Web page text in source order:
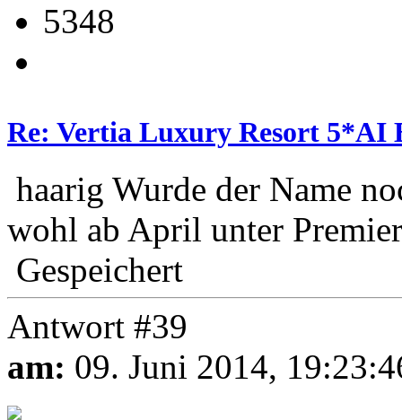
5348
Re: Vertia Luxury Resort 5*AI
haarig Wurde der Name
wohl ab April unter
Gespeichert
Antwort #39
am: 09. Juni 2014,